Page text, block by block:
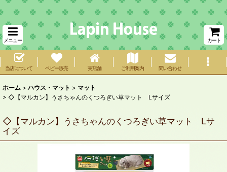
メニュー カート
当店について ベビー販売 実店舗 ご利用案内 問い合わせ
ホーム > ハウス・マット > マット
> ◇【マルカン】うさちゃんのくつろぎい草マット Lサイズ
◇【マルカン】うさちゃんのくつろぎい草マット Lサ
イズ